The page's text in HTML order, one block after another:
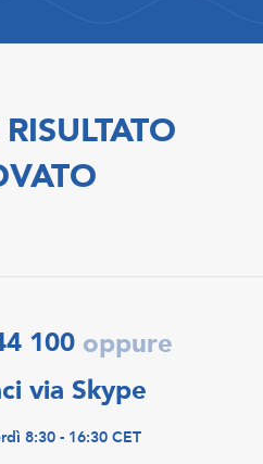
100 oppure
via Skype
8:30 - 16:30 CET